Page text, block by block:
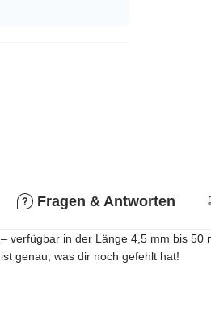
Fragen & Antworten
verfügbar in der Länge 4,5 mm bis 50
genau, was dir noch gefehlt hat!